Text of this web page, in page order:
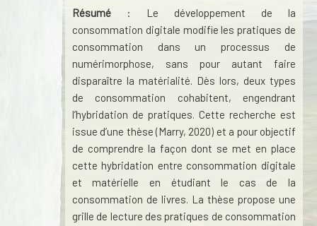
Résumé: Le développement de la
consommation digitale modifie les pratiques de
consommation dans un processus de
numérimorphose, sans pour autant faire
disparaître la matérialité. Dès lors, deux types
de consommation cohabitent, engendrant
l’hybridation de pratiques. Cette recherche est
issue d’une thèse (Marry, 2020) et a pour objectif
de comprendre la façon dont se met en place
cette hybridation entre consommation digitale
et matérielle en étudiant le cas de la
consommation de livres. La thèse propose une
grille de lecture des pratiques de consommation